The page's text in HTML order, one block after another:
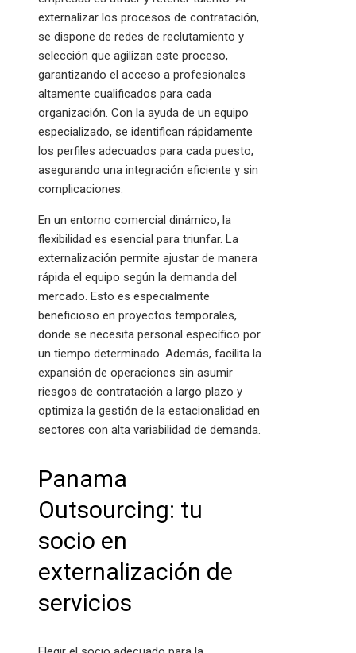
externalizar los procesos de contratación,
se dispone de redes de reclutamiento y
selección que agilizan este proceso,
garantizando el acceso a profesionales
altamente cualificados para cada
organización. Con la ayuda de un equipo
especializado, se identifican rápidamente
los perfiles adecuados para cada puesto,
asegurando una integración eficiente y sin
complicaciones.
En un entorno comercial dinámico, la
flexibilidad es esencial para triunfar. La
externalización permite ajustar de manera
rápida el equipo según la demanda del
mercado. Esto es especialmente
beneficioso en proyectos temporales,
donde se necesita personal específico por
un tiempo determinado. Además, facilita la
expansión de operaciones sin asumir
riesgos de contratación a largo plazo y
optimiza la gestión de la estacionalidad en
sectores con alta variabilidad de demanda.
Panama
Outsourcing: tu
socio en
externalización de
servicios